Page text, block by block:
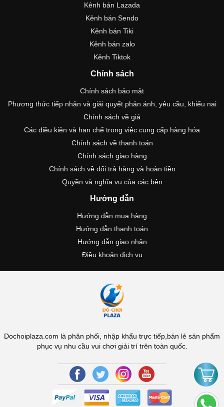
Kênh bán Lazada
Kênh bán Sendo
Kênh bán Tiki
Kênh bán zalo
Kênh Tiktok
Chính sách
Chính sách bảo mật
Phương thức tiếp nhận và giải quyết phản ánh, yêu cầu, khiếu nại
Chính sách về giá
Các điều kiện và hạn chế trong việc cung cấp hàng hóa
Chính sách về thanh toán
Chính sách giao hàng
Chính sách về đổi trả hàng và hoàn tiền
Quyền và nghĩa vụ của các bên
Hướng dẫn
Hướng dẫn mua hàng
Hướng dẫn thanh toán
Hướng dẫn giao nhận
Điều khoản dịch vụ
Dochoiplaza.com là phân phối, nhập khẩu trực tiếp,bán lẻ sản phẩm
phục vụ nhu cầu vui chơi giải trí trên toàn quốc.